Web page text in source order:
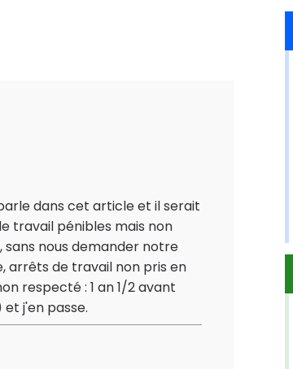
dans cet article et il serait
travail pénibles mais non
sans nous demander notre
arrêts de travail non pris en
respecté : 1 an 1/2 avant
j'en passe.